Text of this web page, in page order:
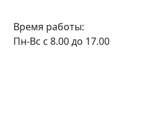
Время работы:
Пн-Вс с 8.00 до 17.00